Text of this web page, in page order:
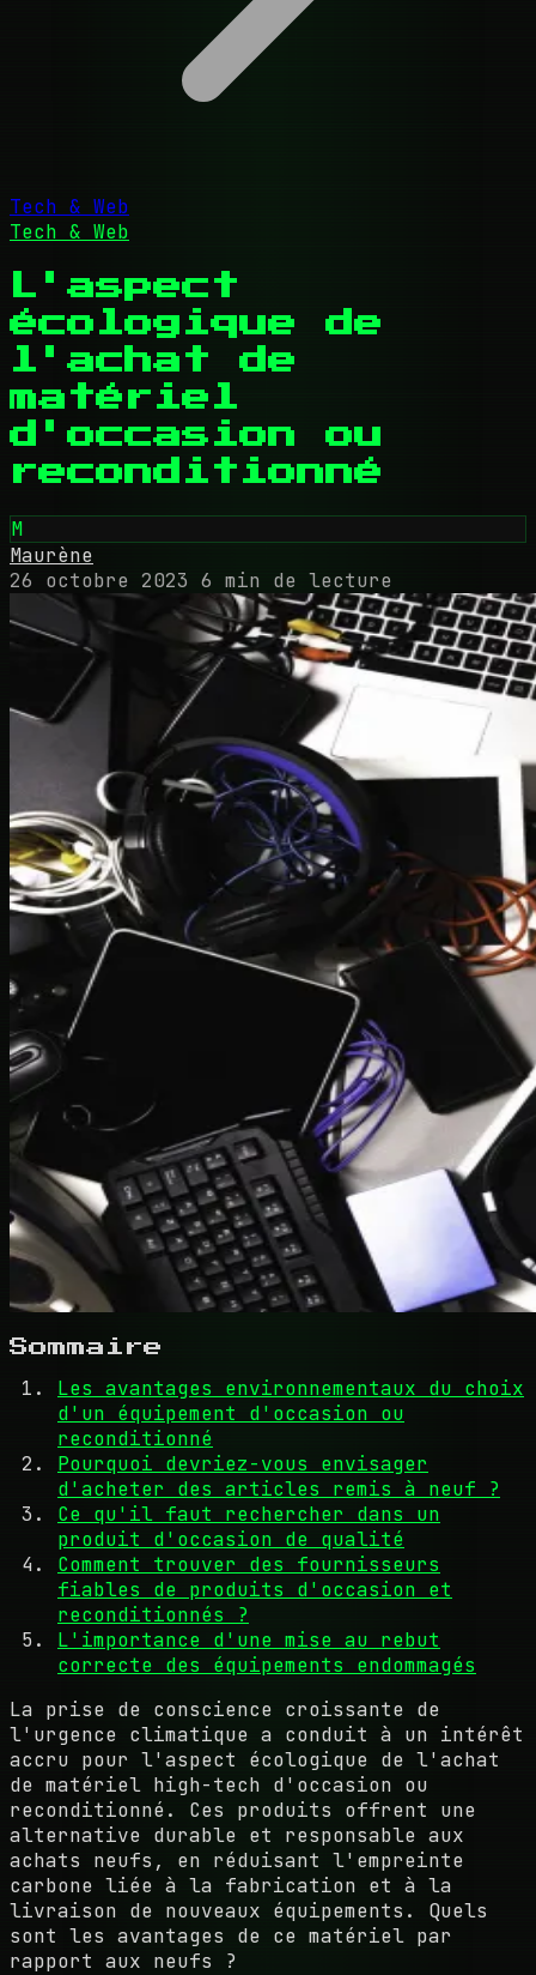
Tech & Web
Tech & Web
L'aspect
écologique de
l'achat de
matériel
d'occasion ou
reconditionné
M
Maurène
26 octobre 2023 6 min de lecture
Sommaire
Les avantages environnementaux du choix
d'un équipement d'occasion ou
reconditionné
Pourquoi devriez-vous envisager
d'acheter des articles remis à neuf ?
Ce qu'il faut rechercher dans un
produit d'occasion de qualité
Comment trouver des fournisseurs
fiables de produits d'occasion et
reconditionnés ?
L'importance d'une mise au rebut
correcte des équipements endommagés
La prise de conscience croissante de
l'urgence climatique a conduit à un intérêt
accru pour l'aspect écologique de l'achat
de matériel high-tech d'occasion ou
reconditionné. Ces produits offrent une
alternative durable et responsable aux
achats neufs, en réduisant l'empreinte
carbone liée à la fabrication et à la
livraison de nouveaux équipements. Quels
sont les avantages de ce matériel par
rapport aux neufs ?